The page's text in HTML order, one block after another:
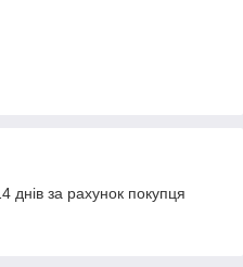
днів за рахунок покупця